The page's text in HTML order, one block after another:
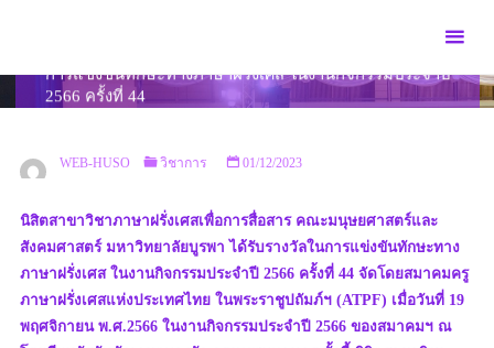
การแข่งขันทักษะทางภาษาฝรั่งเศส ในงานกิจกรรมประจำปี
2566 ครั้งที่ 44
WEB-HUSO วิชาการ 01/12/2023
นิสิตสาขาวิชาภาษาฝรั่งเศสเพื่อการสื่อสาร คณะมนุษยศาสตร์และ
สังคมศาสตร์ มหาวิทยาลัยบูรพา ได้รับรางวัลในการแข่งขันทักษะทาง
ภาษาฝรั่งเศส ในงานกิจกรรมประจำปี 2566 ครั้งที่ 44 จัดโดยสมาคมครู
ภาษาฝรั่งเศสแห่งประเทศไทย ในพระราชูปถัมภ์ฯ (ATPF) เมื่อวันที่ 19
พฤศจิกายน พ.ศ.2566 ในงานกิจกรรมประจําปี 2566 ของสมาคมฯ ณ